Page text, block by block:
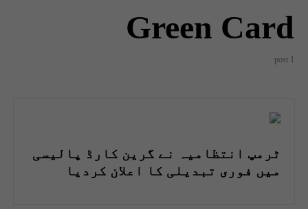
Green Card
1 post
ٹرمپ انتظامیہ نے گرین کارڈ پالیسی
میں فوری تبدیلی کا اعلان کردیا